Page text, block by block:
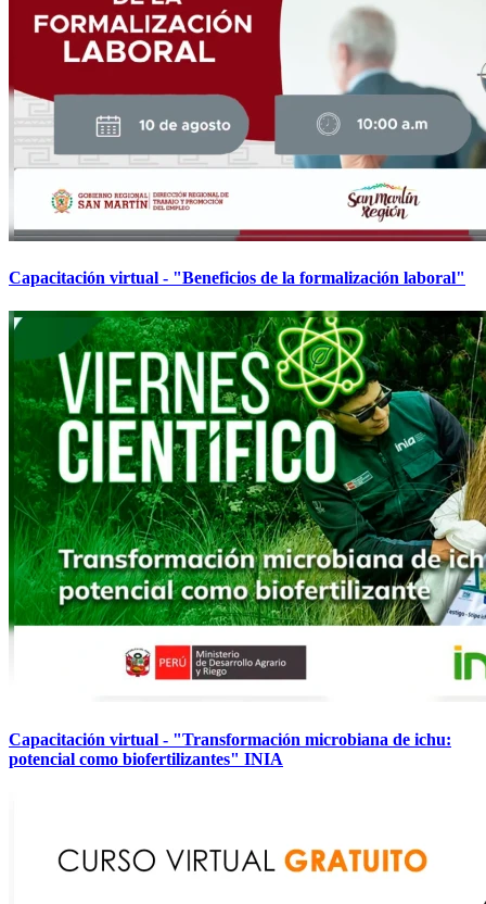
Capacitación virtual - "Beneficios de la formalización laboral"
Capacitación virtual - "Transformación microbiana de ichu:
potencial como biofertilizantes" INIA